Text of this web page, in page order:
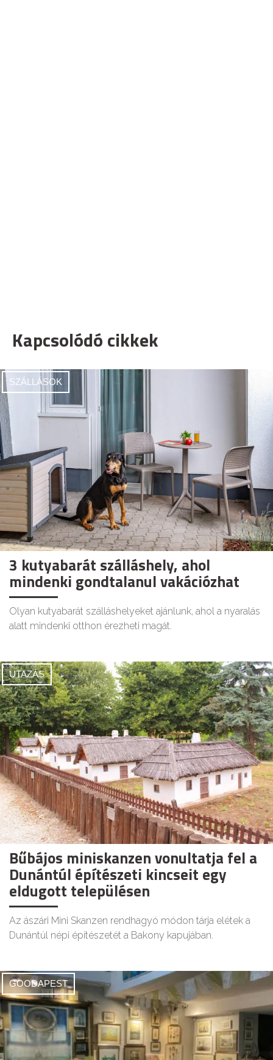
Kapcsolódó cikkek
SZÁLLÁSOK
3 kutyabarát szálláshely, ahol
mindenki gondtalanul vakációzhat
Olyan kutyabarát szálláshelyeket ajánlunk, ahol a nyaralás
alatt mindenki otthon érezheti magát.
UTAZÁS
Bűbájos miniskanzen vonultatja fel a
Dunántúl építészeti kincseit egy
eldugott településen
Az ászári Mini Skanzen rendhagyó módon tárja elétek a
Dunántúl népi építészetét a Bakony kapujában.
GOODAPEST